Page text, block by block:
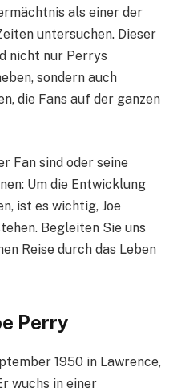
als einer der
untersuchen. Dieser
nicht nur Perrys
sondern auch
die Fans auf der ganzen
Fan sind oder seine
Um die Entwicklung
ist es wichtig, Joe
Begleiten Sie uns
Reise durch das Leben
Perry
1950 in Lawrence,
wuchs in einer